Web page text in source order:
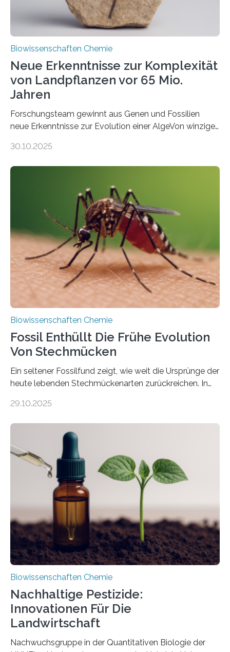
Biowissenschaften Chemie
Neue Erkenntnisse zur Komplexität
von Landpflanzen vor 65 Mio.
Jahren
Forschungsteam gewinnt aus Genen und Fossilien
neue Erkenntnisse zur Evolution einer AlgeVon winzigen
Landpflanzen zählen zu den komplexesten
Grünalgen, die vor Hunderten von Millionen Jahren
lebten. Unter den Vorfahren sticht eine Gruppe heraus,
die noch heute in der Natur vorkommt: die
Süßwasseralge Coleochaetophyceae. Einige Arten
dieser Gruppe bilden aus Zellfäden dichte Geflechte
mit scheibenförmiger Gestalt. Was auffällig ist: Die
nächsten…
30.10.2025
Biowissenschaften Chemie
Fossil Enthüllt Die Frühe Evolution
Von Stechmücken
Ein seltener Fossilfund zeigt, wie weit die Ursprünge der
heute lebenden Stechmückenarten zurückreichen. In
Forschende die bisher älteste bekannte Stechmücken-
Region Kachin in Myanmar und hat sich in
ausgezeichnetem Zustand erhalten. Es konnte als neue
Art einer neuen Gattung beschrieben werden und trägt
nun den Namen Cretosabethes primaevus. Dieser erste
fossile Nachweis einer Stechmückenlarve in Bernstein
stellt gleichzeitig den ersten Fossilfund einer
Mückenlarve aus dem Mesozoikum dar, denn…
29.10.2025
Biowissenschaften Chemie
Nachhaltige Pestizide:
Innovationen Für Die
Landwirtschaft
Nachwuchsgruppe in der Quantitativen Biologie der